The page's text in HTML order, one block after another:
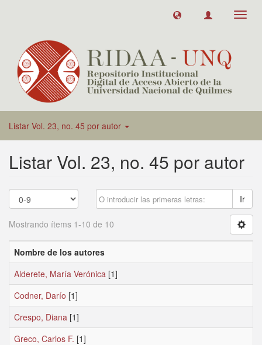
Listar Vol. 23, no. 45 por autor
Listar Vol. 23, no. 45 por autor
Ir
Mostrando ítems 1-10 de 10
Nombre de los autores
Alderete, María Verónica [1]
Codner, Darío [1]
Crespo, Diana [1]
Greco, Carlos F. [1]